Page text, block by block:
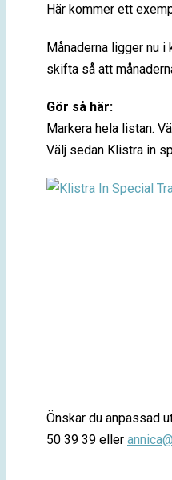
Här kommer ett
Månaderna ligger nu i
skifta så att
Gör så här:
Markera hela listan.
Välj sedan Klistra in
Önskar du anpassad
50 39 39 eller